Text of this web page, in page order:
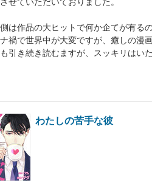
は作品の大ヒットで何か企てが有る
禍で世界中が大変ですが、癒しの漫
引き続き読むますが、スッキリはい
わたしの苦手な彼